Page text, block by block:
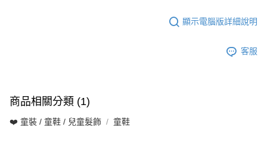
顯示電腦版詳細說明
客服
商品相關分類 (1)
❤️ 童裝 / 童鞋 / 兒童髮飾 童鞋